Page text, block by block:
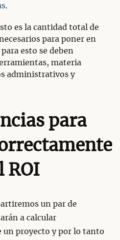
.
es la cantidad total de
para poner en
esto se deben
materia
administrativos y
para
ROI
un par de
a calcular
un proyecto y por lo tanto